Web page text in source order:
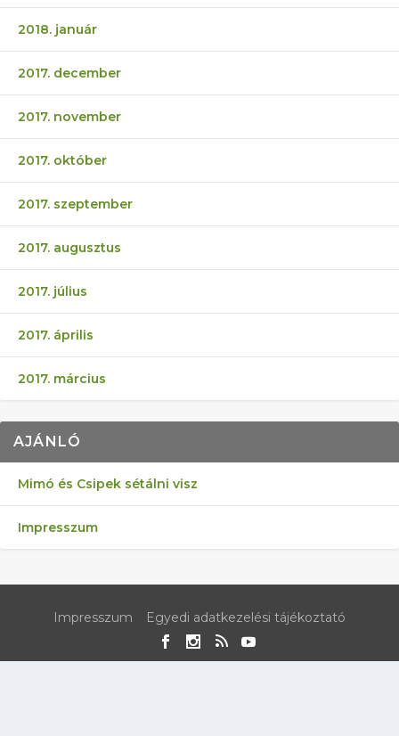
2018. január
2017. december
2017. november
2017. október
2017. szeptember
2017. augusztus
2017. július
2017. április
2017. március
AJÁNLÓ
Mimó és Csipek sétálni visz
Impresszum
Impresszum Egyedi adatkezelési tájékoztató